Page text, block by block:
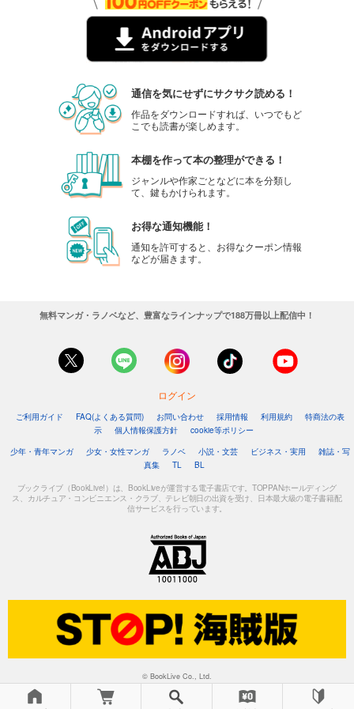
炎の蜃気楼幕末編 獅子燃える
円 (税込)
あらすじを表示する
炎の蜃気楼 昭和編01 夜啼鳥ブルース
炎の蜃気楼 昭和編02 揚羽蝶ブルース
550円 (税込)
試し読み
あらすじを表示する
炎の蜃気楼 昭和編3 瑠璃燕ブルース
円 (税込)
試し読み
あらすじを表示する
炎の蜃気楼 昭和編4 霧氷街ブルース
550円 (税込)
カート
あらすじを表示する
炎の蜃気楼 昭和編５ 夢幻燈ブルース
561円 (税込)
あらすじを表示する
炎の蜃気楼 昭和編６ 夜叉衆ブギウギ
通信を気にせずにサクサク読める！
作品をダウンロードすれば、いつでもど
こでも読書が楽しめます。
本棚を作って本の整理ができる！
ジャンルや作家ごとなどに本を分類し
て、鍵もかけられます。
お得な通知機能！
通知を許可すると、お得なクーポン情報
などが届きます。
無料マンガ・ラノベなど、豊富なラインナップで188万冊以上配信中！
ログイン
ご利用ガイド FAQ(よくある質問) お問い合わせ 採用情報 利用規約
特商法の表
示
個人情報保護方針
cookie等ポリシー
少年・青年マンガ
少女・女性マンガ ラノベ 小説・文芸 ビジネス・実用
雑誌・写
真集
TL BL
ブックライブ（BookLive!）は、BookLiveが運営する電子書店です。TOPPANホールディング
ス、カルチュア・コンビニエンス・クラブ、テレビ朝日の出資を受け、日本最大級の電子書籍配
信サービスを行っています。
© BookLive Co., Ltd.